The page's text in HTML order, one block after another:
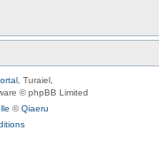
, Turaiel,
© phpBB Limited
©Qiaeru